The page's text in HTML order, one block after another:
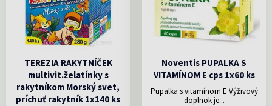
TEREZIA RAKYTNÍČEK
multivit.želatínky s
rakytníkom Morský svet,
príchuť rakytník 1x140 ks
Noventis PUPALKA S
VITAMÍNOM E cps 1x60 ks
Pupalka s vitamínom E Výživový
doplnok je...